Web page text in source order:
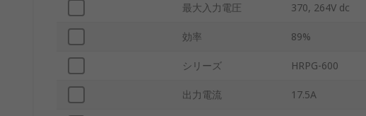
最大入力電圧 370, 264V dc
効率 89%
シリーズ HRPG-600
出力電流 17.5A